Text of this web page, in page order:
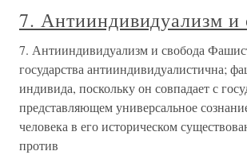
7. Антииндивидуализм и
7. Антииндивидуализм и свобода
государства антииндивидуалистична;
индивида, поскольку он совпадает с
представляющем универсальное
человека в его историческом
против